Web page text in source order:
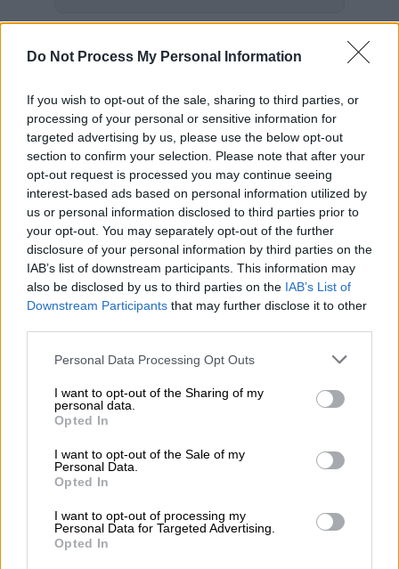
Do Not Process My Personal Information
If you wish to opt-out of the sale, sharing to third parties, or
processing of your personal or sensitive information for
targeted advertising by us, please use the below opt-out
section to confirm your selection. Please note that after your
opt-out request is processed you may continue seeing
interest-based ads based on personal information utilized by
us or personal information disclosed to third parties prior to
your opt-out. You may separately opt-out of the further
disclosure of your personal information by third parties on the
IAB’s list of downstream participants. This information may
also be disclosed by us to third parties on the IAB’s List of
Downstream Participants that may further disclose it to other
Please note that this website/app uses one or more Google
not limited to your visit or usage behaviour. You may click to
grant or deny consent to Google and its third-party tags to
use your data for below specified purposes in below Google
consent section.
Personal Data Processing Opt Outs
I want to opt-out of the Sharing of my
personal data.
Opted In
I want to opt-out of the Sale of my
Personal Data.
Opted In
I want to opt-out of processing my
Personal Data for Targeted Advertising.
Opted In
εντόπισε το προσωπικό στο αεροδρόμιο του
Κατά τη διάρκεια του έλεχγου με ακτίνες Χ-
Ray το προσωπικό αντίκρισε έκπληκτο τον
σκύλο μέσα στο σακίδιο. Το αεροδρόμιο
αποθανάτισε την εικόνα και έσπευσε να
υπενθυμίσει στους επιβάτες τους κανόνες
για τα ταξίδια με ζώα.
A dog was accidentally sent through
the X-ray@MSN_Airportthis week.
At the checkpoint, remove your pet
from the bag and send all items,
including the empty carrier, to be
pic.twitter.com/JLOStCDsir
(@TSA_GreatLakes)December 6,
2022